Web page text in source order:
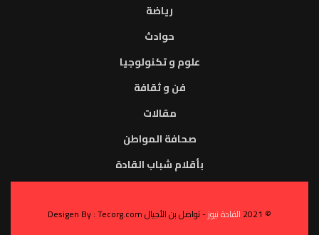
رياضة
حوادث
علوم و تكنولوجيا
فن و ثقافة
مقالات
صحافة المواطن
بأقلام شباب القادة
© 2021 القادة نيوز- تواصل بن الأجيال Desigen By : Tecorg.com